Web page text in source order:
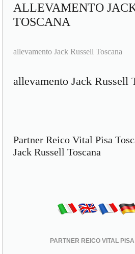
ALLEVAMENTO
TOSCANA
allevamento Jack Russell Toscana
allevamento Jack Russell
Partner Reico Vital Pisa
Jack Russell Toscana
PARTNER REICO VITAL